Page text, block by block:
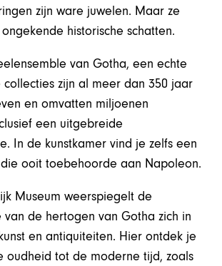
zijn ware juwelen. Maar ze
historische schatten.
van Gotha, een echte
collecties zijn al meer dan 350 jaar
en omvatten miljoenen
een uitgebreide
In de kunstkamer vind je zelfs een
ooit toebehoorde aan Napoleon.
Museum weerspiegelt de
van de hertogen van Gotha zich in
en antiquiteiten. Hier ontdek je
oudheid tot de moderne tijd, zoals